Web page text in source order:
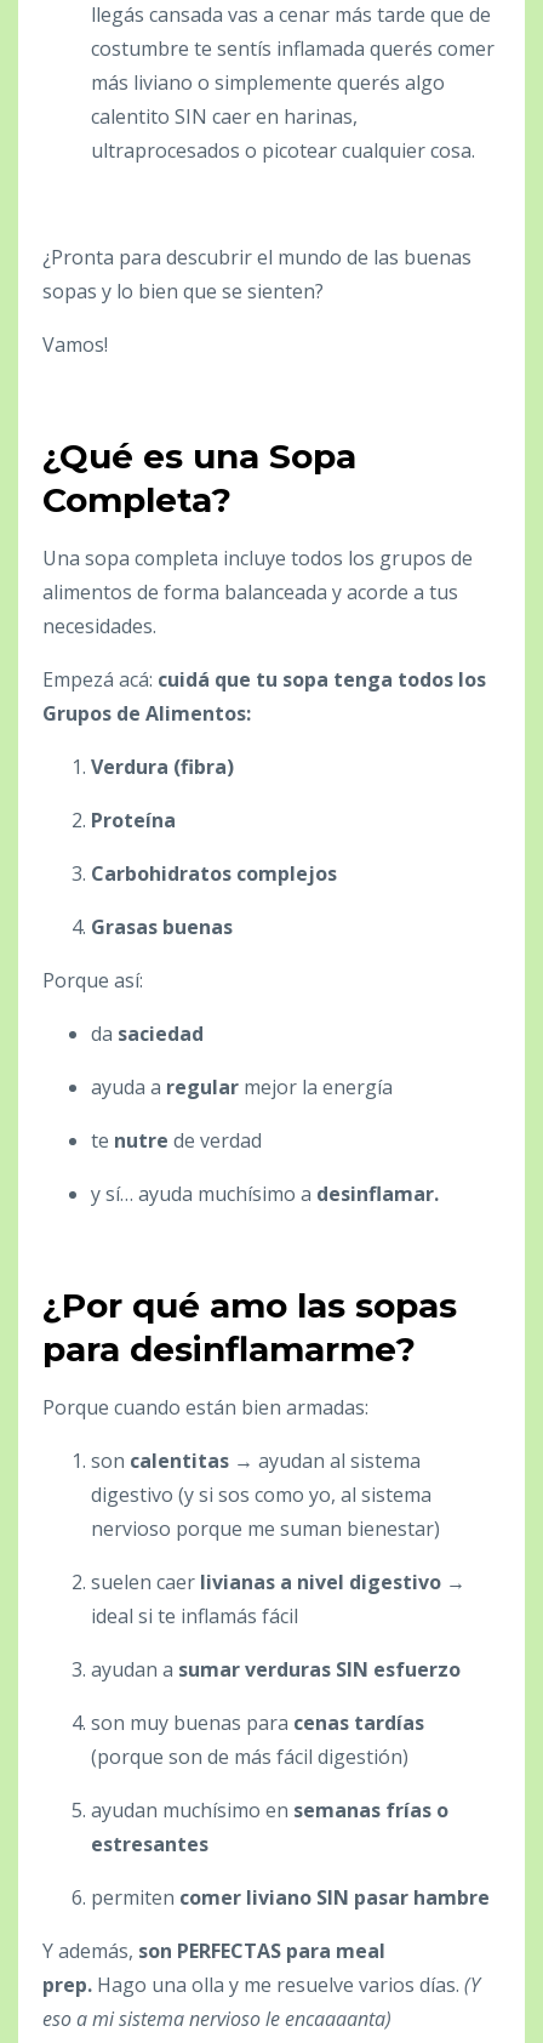
llegás cansada vas a cenar más tarde que de
costumbre te sentís inflamada querés comer
más liviano o simplemente querés algo
calentito SIN caer en harinas,
ultraprocesados o picotear cualquier cosa.
¿Pronta para descubrir el mundo de las buenas
sopas y lo bien que se sienten?
Vamos!
¿Qué es una Sopa
Completa?
Una sopa completa incluye todos los grupos de
alimentos de forma balanceada y acorde a tus
necesidades.
Empezá acá: cuidá que tu sopa tenga todos los
Grupos de Alimentos:
Verdura (fibra)
Proteína
Carbohidratos complejos
Grasas buenas
Porque así:
da saciedad
ayuda a regular mejor la energía
te nutre de verdad
y sí… ayuda muchísimo a desinflamar.
¿Por qué amo las sopas
para desinflamarme?
Porque cuando están bien armadas:
son calentitas → ayudan al sistema
digestivo (y si sos como yo, al sistema
nervioso porque me suman bienestar)
suelen caer livianas a nivel digestivo →
ideal si te inflamás fácil
ayudan a sumar verduras SIN esfuerzo
son muy buenas para cenas tardías
(porque son de más fácil digestión)
ayudan muchísimo en semanas frías o
estresantes
permiten comer liviano SIN pasar hambre
Y además, son PERFECTAS para meal
prep. Hago una olla y me resuelve varios días. (Y
eso a mi sistema nervioso le encaaaanta)